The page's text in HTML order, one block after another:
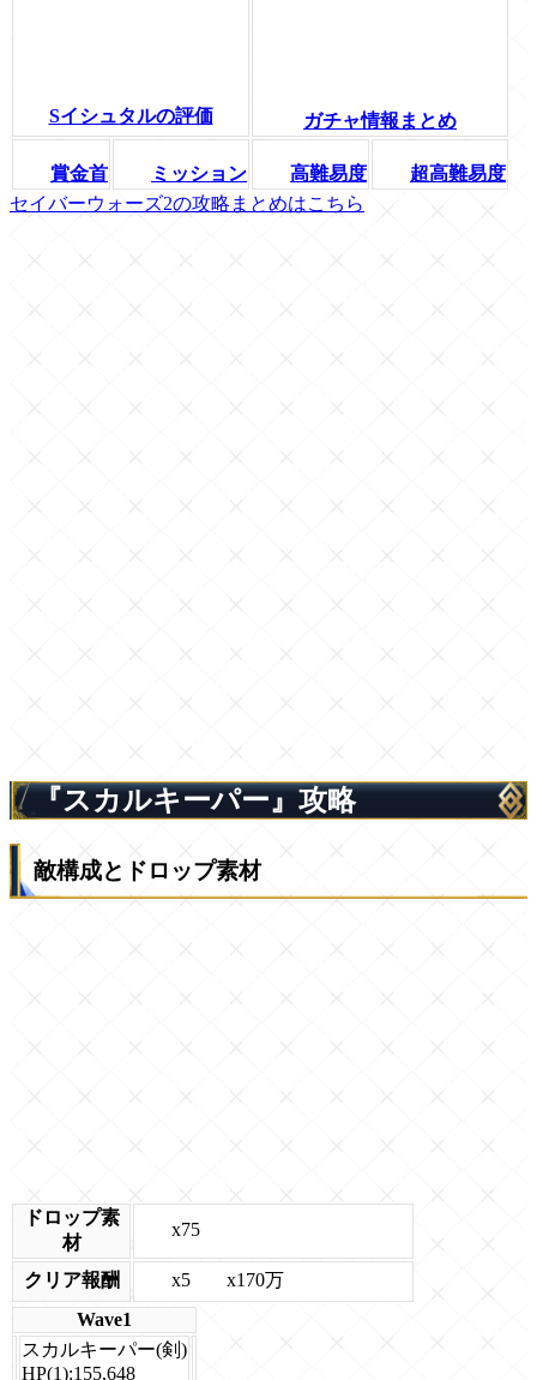
Sイシュタルの評価 ガチャ情報まとめ
賞金首 ミッション 高難易度
超高難易度
セイバーウォーズ2の攻略まとめはこちら
『スカルキーパー』攻略
敵構成とドロップ素材
ドロップ素
材
x75
クリア報酬 x5
x170万
Wave1
スカルキーパー(剣)
HP(1):155,648